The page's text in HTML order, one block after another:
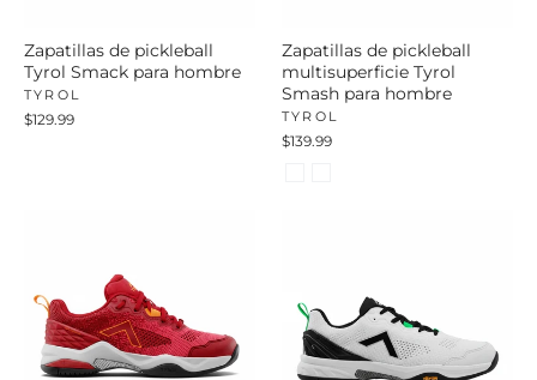
Zapatillas de pickleball
Tyrol Smack para hombre
TYROL
$129.99
Zapatillas de pickleball
multisuperficie Tyrol
Smash para hombre
TYROL
$139.99